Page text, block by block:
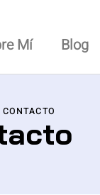
Mí Blog
CONTACTO